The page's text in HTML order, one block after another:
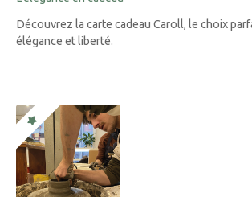
Découvrez la carte cadeau Caroll, le choix
élégance et liberté.